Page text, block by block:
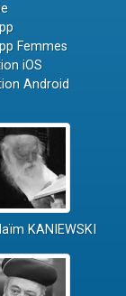
Femmes
iOS
Android
KANIEWSKI